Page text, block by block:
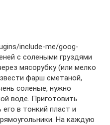
include-me/goog-
с солеными груздями
мясорубку (или мелко
фарш сметаной,
соленые, нужно
воде. Приготовить
в тонкий пласт и
На каждую